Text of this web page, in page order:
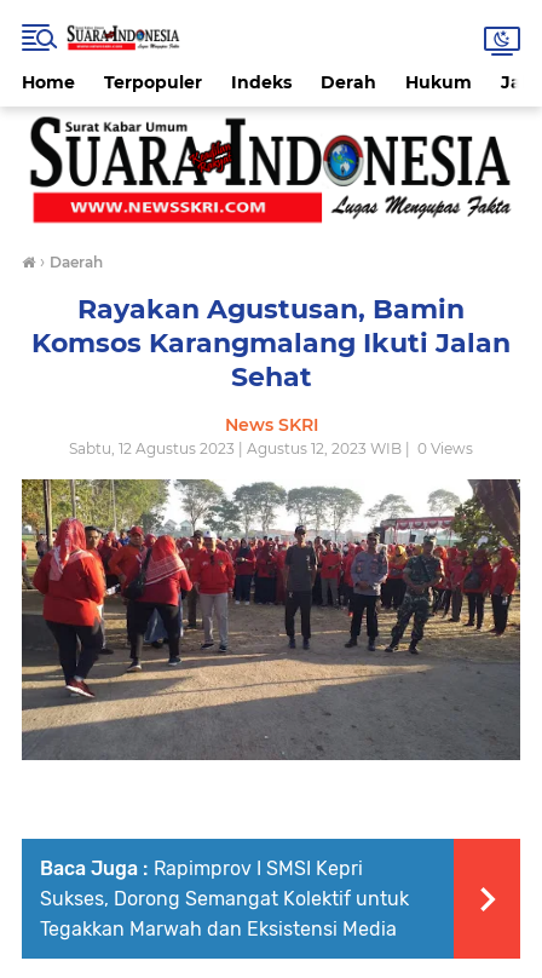
Home Terpopuler Indeks Derah Hukum
› Daerah
Rayakan Agustusan, Bamin
Komsos Karangmalang Ikuti Jalan
Sehat
News SKRI
Sabtu, 12 Agustus 2023 | Agustus 12, 2023 WIB | 0 Views
Baca Juga : Rapimprov I SMSI Kepri
Sukses, Dorong Semangat Kolektif untuk
Tegakkan Marwah dan Eksistensi Media